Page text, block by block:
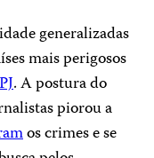
generalizadas
mais perigosos
. A postura do
piorou a
os crimes e se